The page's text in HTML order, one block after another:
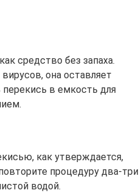
средство без запаха.
она оставляет
в емкость для
как утверждается,
процедуру два-три
водой.